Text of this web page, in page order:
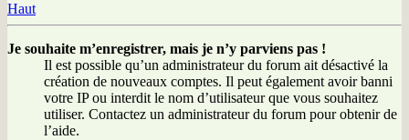
Haut
Je souhaite m’enregistrer, mais je n’y parviens pas !
Il est possible qu’un administrateur du forum ait désactivé la
création de nouveaux comptes. Il peut également avoir banni
votre IP ou interdit le nom d’utilisateur que vous souhaitez
utiliser. Contactez un administrateur du forum pour obtenir de
l’aide.